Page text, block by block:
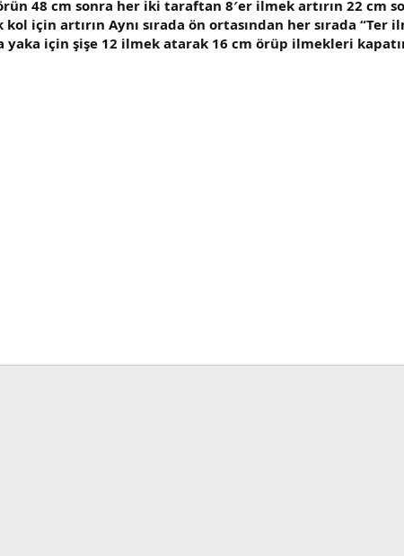
48 cm sonra her iki taraftan 8′er ilmek artırın 22 cm
için artırın Aynı sırada ön ortasından her sırada
için şişe 12 ilmek atarak 16 cm örüp ilmekleri